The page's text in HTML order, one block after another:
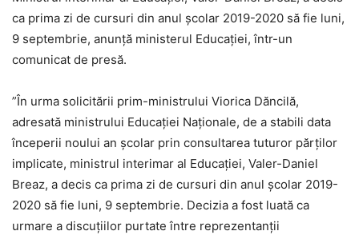
ca prima zi de cursuri din anul şcolar 2019-2020 să fie luni,
9 septembrie, anunţă ministerul Educaţiei, într-un
comunicat de presă.
”În urma solicitării prim-ministrului Viorica Dăncilă,
adresată ministrului Educației Naționale, de a stabili data
începerii noului an școlar prin consultarea tuturor părților
implicate, ministrul interimar al Educației, Valer-Daniel
Breaz, a decis ca prima zi de cursuri din anul școlar 2019-
2020 să fie luni, 9 septembrie. Decizia a fost luată ca
urmare a discuțiilor purtate între reprezentanții